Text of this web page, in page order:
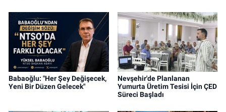
Babaoğlu: "Her Şey Değişecek,
Yeni Bir Düzen Gelecek"
Nevşehir'de Planlanan
Yumurta Üretim Tesisi İçin ÇED
Süreci Başladı